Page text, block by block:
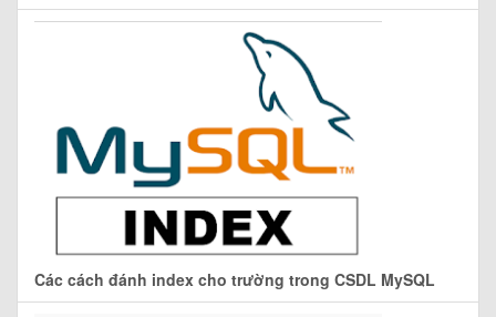
Các cách đánh index cho trường trong CSDL MySQL